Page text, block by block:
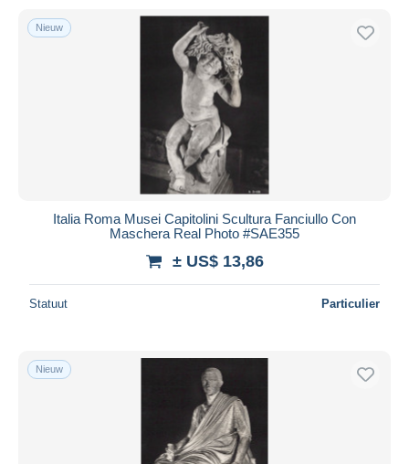
Nieuw
Italia Roma Musei Capitolini Scultura Fanciullo Con
Maschera Real Photo #SAE355
± US$ 13,86
Statuut Particulier
Nieuw